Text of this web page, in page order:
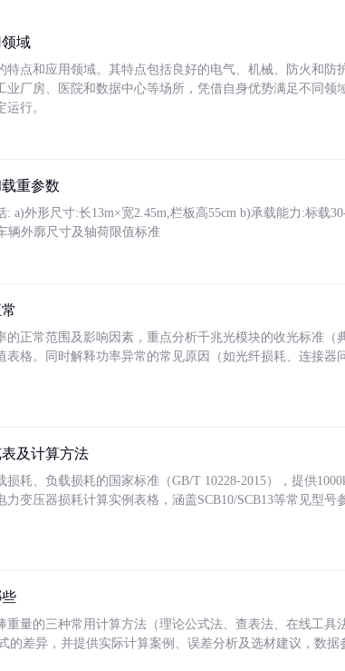
域
特点和应用领域。其特点包括良好的电气、机械、防火和防
业厂房、医院和数据中心等场所，凭借自身优势满足不同领
行。
重参数
a)外形尺寸:长13m×宽2.45m,栏板高55cm b)承载能力:标载
辆外廓尺寸及轴荷限值标准
的正常范围及影响因素，重点分析千兆光模块的收光标准（
表格。同时解释功率异常的常见原因（如光纤损耗、连接器
及计算方法
耗、负载损耗的国家标准（GB/T 10228-2015），提供
变压器损耗计算实例表格，涵盖SCB10/SCB13等常见型号
重量的三种常用计算方法（理论公式法、查表法、在线工具
的差异，并提供实际计算案例、误差分析及选材建议，数据